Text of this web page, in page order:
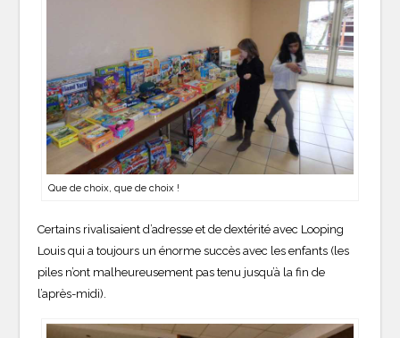
Que de choix, que de choix !
Certains rivalisaient d’adresse et de dextérité avec Looping
Louis qui a toujours un énorme succès avec les enfants (les
piles n’ont malheureusement pas tenu jusqu’à la fin de
l’après-midi).